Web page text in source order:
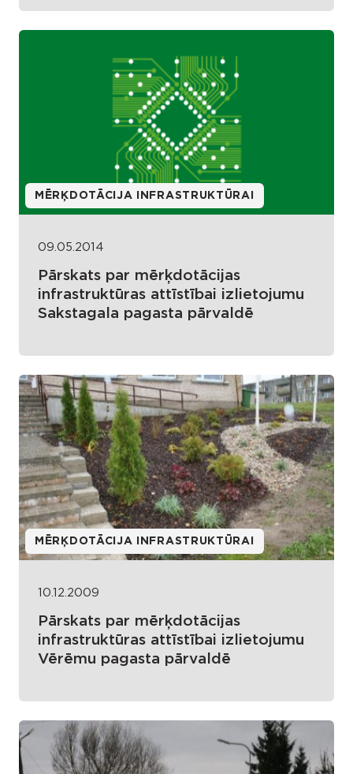
MĒRĶDOTĀCIJA INFRASTRUKTŪRAI
09.05.2014
Pārskats par mērķdotācijas
infrastruktūras attīstībai izlietojumu
Sakstagala pagasta pārvaldē
MĒRĶDOTĀCIJA INFRASTRUKTŪRAI
10.12.2009
Pārskats par mērķdotācijas
infrastruktūras attīstībai izlietojumu
Vērēmu pagasta pārvaldē